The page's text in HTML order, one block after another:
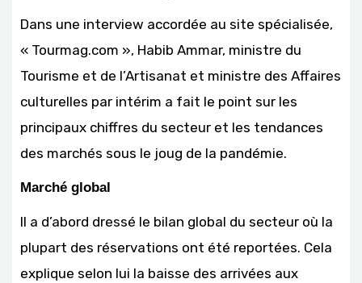
Dans une interview accordée au site spécialisée,
« Tourmag.com », Habib Ammar, ministre du
Tourisme et de l’Artisanat et ministre des Affaires
culturelles par intérim a fait le point sur les
principaux chiffres du secteur et les tendances
des marchés sous le joug de la pandémie.
Marché global
Il a d’abord dressé le bilan global du secteur où la
plupart des réservations ont été reportées. Cela
explique selon lui la baisse des arrivées aux